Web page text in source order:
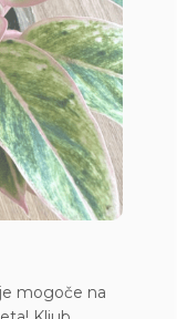
mogoče na